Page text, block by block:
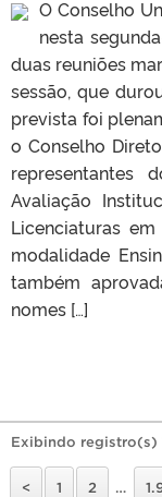
O Conselho
nesta
duas reuniões
sessão, que
prevista foi
o Conselho
representantes
Avaliação
Licenciaturas
modalidade
também
nomes […]
Exibindo registro(s)
< 1 2 …